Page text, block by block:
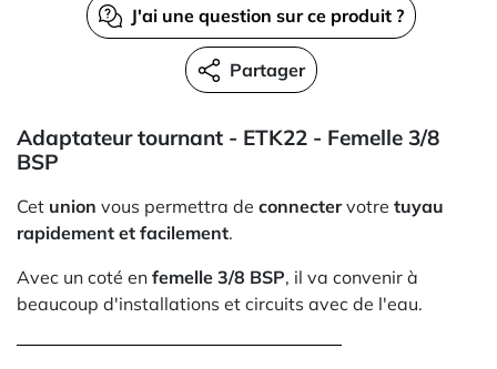
J'ai une question sur ce produit ?
Partager
Adaptateur tournant - ETK22 - Femelle 3/8
BSP
Cet union vous permettra de connectervotre tuyau
rapidement et facilement.
Avec un coté en femelle 3/8 BSP, il va convenir à
beaucoup d'installations et circuits avec de l'eau.